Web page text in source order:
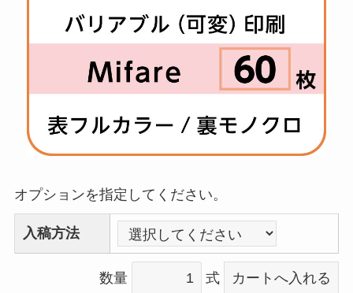
オプションを指定してください。
入稿方法
数量 式